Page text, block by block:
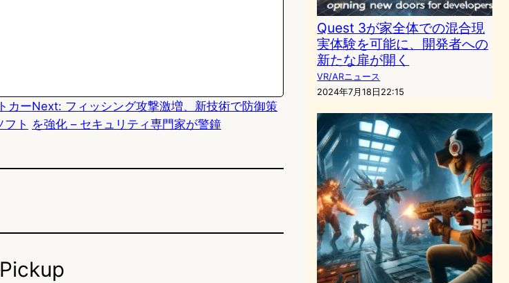
カー
フト
Next: フィッシング攻撃激増、新技術で防御策
を強化 – セキュリティ専門家が警鐘
Pickup
Quest 3が家全体での混合現
実体験を可能に、開発者への
新たな扉が開く
VR/ARニュース
2024年7月18日22:15